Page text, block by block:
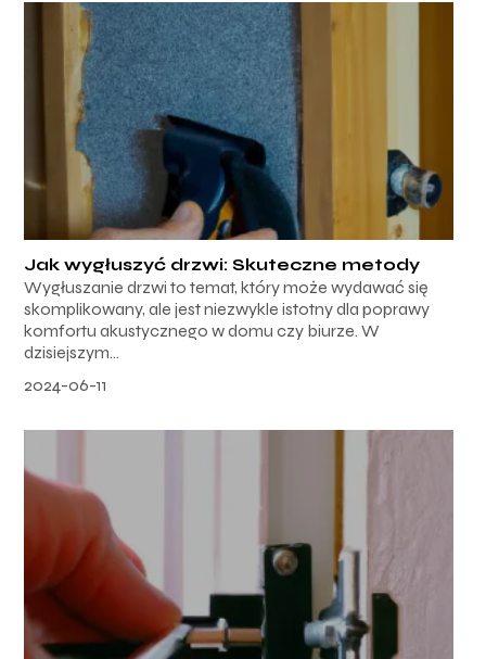
Jak wygłuszyć drzwi: Skuteczne metody
Wygłuszanie drzwi to temat, który może wydawać się
skomplikowany, ale jest niezwykle istotny dla poprawy
komfortu akustycznego w domu czy biurze. W
dzisiejszym...
2024-06-11